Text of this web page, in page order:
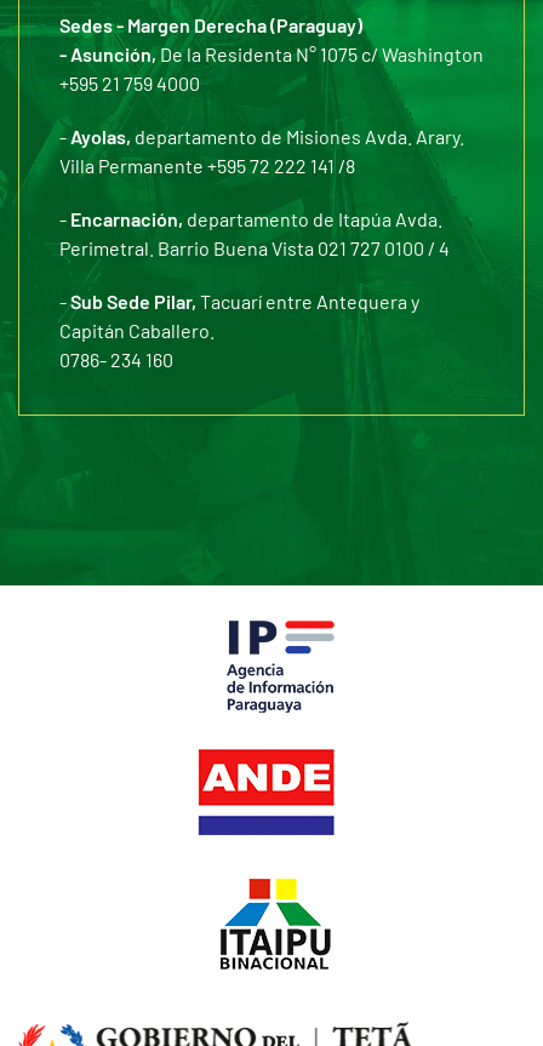
Sedes - Margen Derecha (Paraguay)
- Asunción, De la Residenta N° 1075 c/ Washington
+595 21 759 4000
-Ayolas, departamento de Misiones Avda. Arary.
Villa Permanente +595 72 222 141 /8
- Encarnación, departamento de Itapúa Avda.
Perimetral. Barrio Buena Vista 021 727 0100 / 4
-Sub Sede Pilar, Tacuarí entre Antequera y
Capitán Caballero.
0786- 234 160